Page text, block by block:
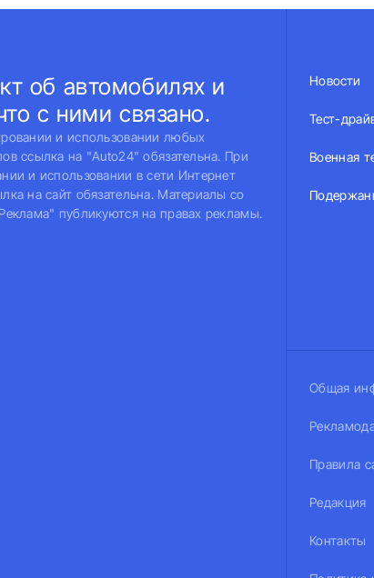
об автомобилях и
с ними связано.
и использовании любых
ссылка на "Auto24" обязательна. При
и использовании в сети Интернет
на сайт обязательна. Материалы со
публикуются на правах рекламы.
Новости
Тест-
Военная
Общая
Правила
Редакция
Контакты